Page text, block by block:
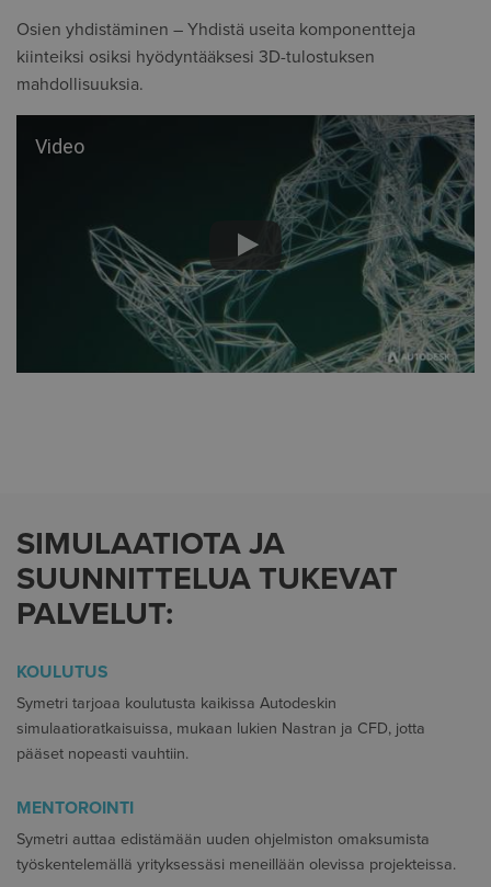
Osien yhdistäminen – Yhdistä useita komponentteja
kiinteiksi osiksi hyödyntääksesi 3D-tulostuksen
mahdollisuuksia.
Video
SIMULAATIOTA JA
SUUNNITTELUA TUKEVAT
PALVELUT:
KOULUTUS
Symetri tarjoaa koulutusta kaikissa Autodeskin
simulaatioratkaisuissa, mukaan lukien Nastran ja CFD, jotta
pääset nopeasti vauhtiin.
MENTOROINTI
Symetri auttaa edistämään uuden ohjelmiston omaksumista
työskentelemällä yrityksessäsi meneillään olevissa projekteissa.